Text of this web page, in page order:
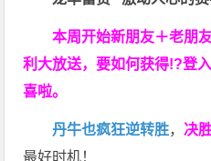
本周开始新朋友＋老朋
利大放送，要如何获得!?登
喜啦。
丹牛也疯狂逆转胜， 决
最好时机！